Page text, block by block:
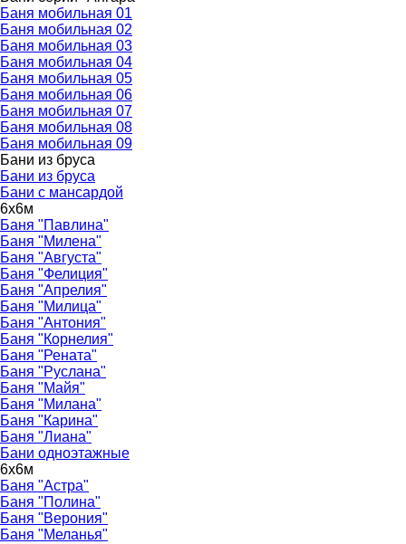
Баня мобильная 01
Баня мобильная 02
Баня мобильная 03
Баня мобильная 04
Баня мобильная 05
Баня мобильная 06
Баня мобильная 07
Баня мобильная 08
Баня мобильная 09
Бани из бруса
Бани из бруса
Бани с мансардой
6х6м
Баня "Павлина"
Баня "Милена"
Баня "Августа"
Баня "Фелиция"
Баня "Апрелия"
Баня "Милица"
Баня "Антония"
Баня "Корнелия"
Баня "Рената"
Баня "Руслана"
Баня "Майя"
Баня "Милана"
Баня "Карина"
Баня "Лиана"
Бани одноэтажные
6х6м
Баня "Астра"
Баня "Полина"
Баня "Верония"
Баня "Меланья"